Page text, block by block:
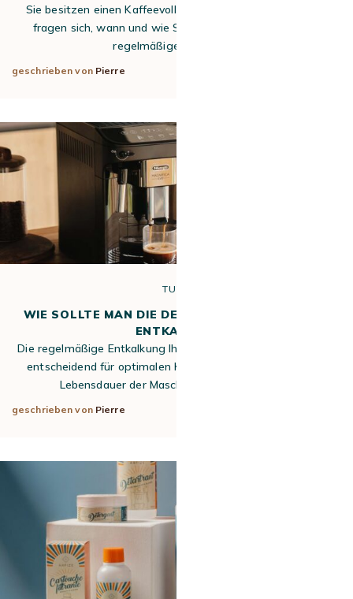
Sie besitzen einen Kaffeevollautomaten von Siemens und
fragen sich, wann und wie Sie ihn entkalken sollen? Die
regelmäßige Pflege ist…
geschrieben von Pierre
TUTO
WIE SOLLTE MAN DIE DELONGHI MAGNIFICA EVO
ENTKALKEN?
Die regelmäßige Entkalkung Ihrer DeLonghi Magnifica Evo ist
entscheidend für optimalen Kaffeegenuss und eine lange
Lebensdauer der Maschine. Diese Anleitung…
geschrieben von Pierre